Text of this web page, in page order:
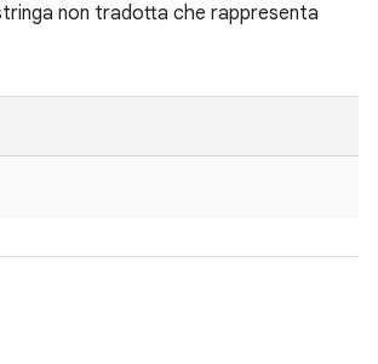
non tradotta che rappresenta